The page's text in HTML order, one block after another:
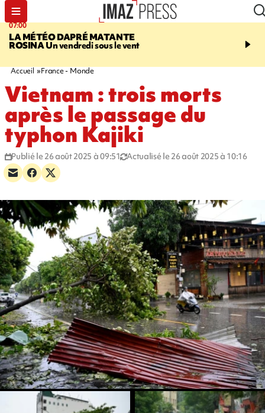
07:00
LA MÉTÉO DAPRÉ MATANTE
ROSINAUn vendredi sous le vent
07:58
téléphérique Papang
Accueil France - Monde
Vietnam : trois morts
après le passage du
typhon Kajiki
Publié le 26 août 2025 à 09:51 Actualisé le 26 août 2025 à 10:16